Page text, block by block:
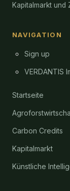
Kapitalmarkt und
NAVIGATION
Sign up
VERDANTIS
Startseite
Carbon Credits
Kapitalmarkt
Künstliche